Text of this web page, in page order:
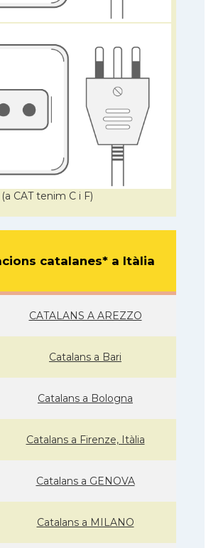
(a CAT tenim C i F)
catalanes* a Itàlia
CATALANS A AREZZO
Catalans a Bari
Catalans a Bologna
Catalans a Firenze, Itàlia
Catalans a GENOVA
Catalans a MILANO